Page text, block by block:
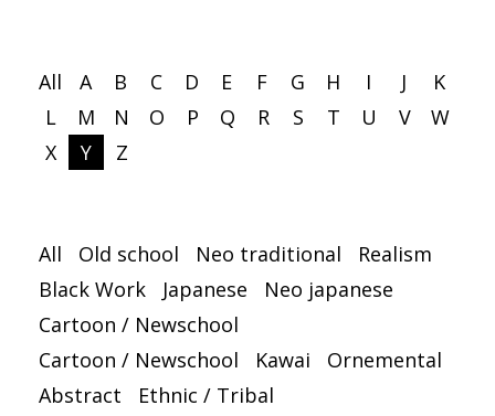
All A B C D E F G H I J
K
L
M N O P Q R S T U V
W
X
Y Z
All Old school Neo traditional
Realism
Black Work
Japanese
Neo japanese
Cartoon / Newschool
Cartoon / Newschool
Kawai
Ornemental
Abstract
Ethnic / Tribal